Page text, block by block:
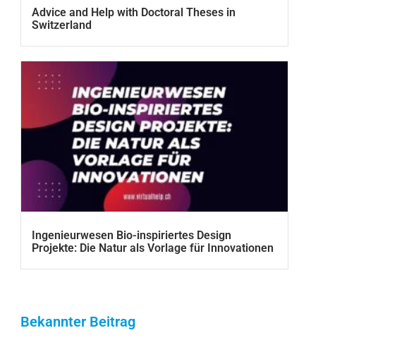
Advice and Help with Doctoral Theses in
Switzerland
Ingenieurwesen Bio-inspiriertes Design
Projekte: Die Natur als Vorlage für Innovationen
Bekannter Beitrag